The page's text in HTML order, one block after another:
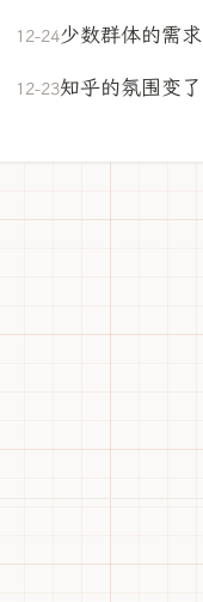
12-24少数群体的需求
12-23知乎的氛围变了